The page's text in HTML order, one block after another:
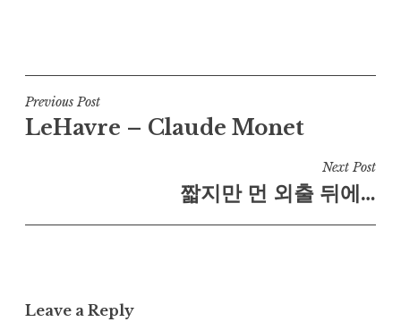
Post
navigation
Previous Post
LeHavre – Claude Monet
Next Post
짧지만 먼 외출 뒤에…
Leave a Reply